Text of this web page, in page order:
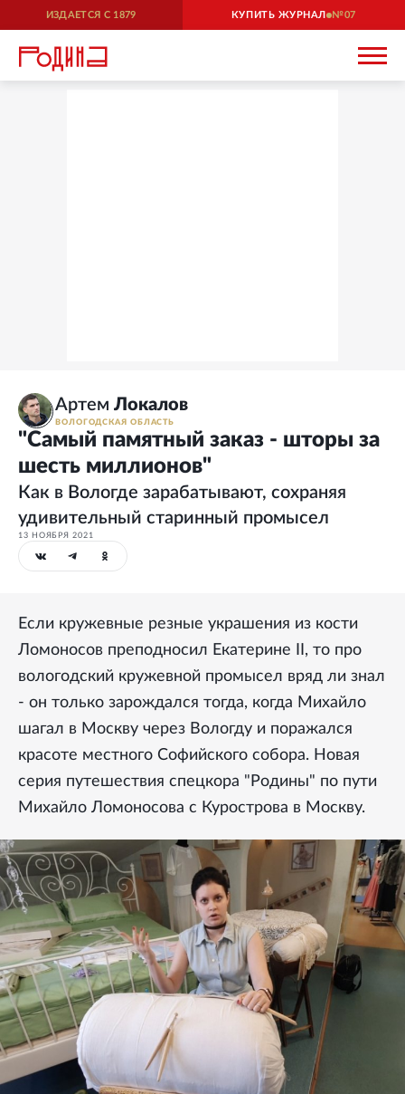
ИЗДАЕТСЯ С 1879 КУПИТЬ ЖУРНАЛ 07
Артем Локалов
ВОЛОГОДСКАЯ ОБЛАСТЬ
"Самый памятный заказ - шторы за
шесть миллионов"
Как в Вологде зарабатывают, сохраняя
удивительный старинный промысел
13 НОЯБРЯ 2021
Если кружевные резные украшения из кости
Ломоносов преподносил Екатерине II, то про
вологодский кружевной промысел вряд ли знал
- он только зарождался тогда, когда Михайло
шагал в Москву через Вологду и поражался
красоте местного Софийского собора. Новая
серия путешествия спецкора "Родины" по пути
Михайло Ломоносова с Курострова в Москву.